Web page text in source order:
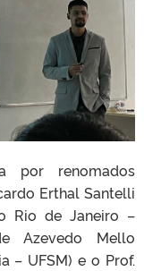
por renomados
Erthal Santelli
Rio de Janeiro –
Azevedo Mello
– UFSM) e o Prof.